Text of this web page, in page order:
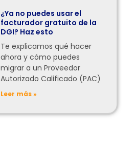
¿Ya no puedes usar el
facturador gratuito de la
DGI? Haz esto
Te explicamos qué hacer
ahora y cómo puedes
migrar a un Proveedor
Autorizado Calificado (PAC)
Leer más »